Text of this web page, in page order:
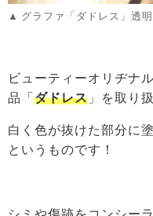
グラファ「ダドレス」透
ビューティーオリヂナ
品「 ダドレス 」を取り
白く色が抜けた部分に
というものです！